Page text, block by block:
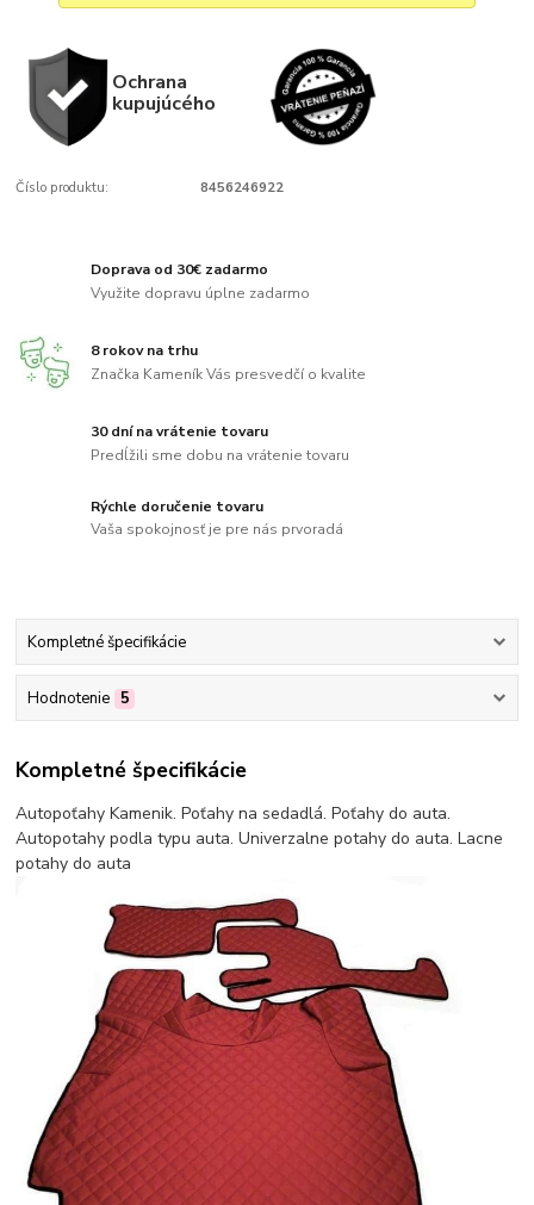
Ochrana
kupujúcého
Číslo produktu: 8456246922
Doprava od 30€ zadarmo
Využite dopravu úplne zadarmo
8 rokov na trhu
Značka Kameník Vás presvedčí o kvalite
30 dní na vrátenie tovaru
Predĺžili sme dobu na vrátenie tovaru
Rýchle doručenie tovaru
Vaša spokojnosť je pre nás prvoradá
Kompletné špecifikácie
Hodnotenie 5
Kompletné špecifikácie
Autopoťahy Kamenik. Poťahy na sedadlá. Poťahy do auta.
Autopotahy podla typu auta. Univerzalne potahy do auta. Lacne
potahy do auta